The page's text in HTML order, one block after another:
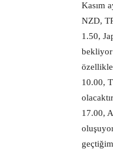
Kasım
NZD,
1.50,
bekliyor
10.00,
17.00,